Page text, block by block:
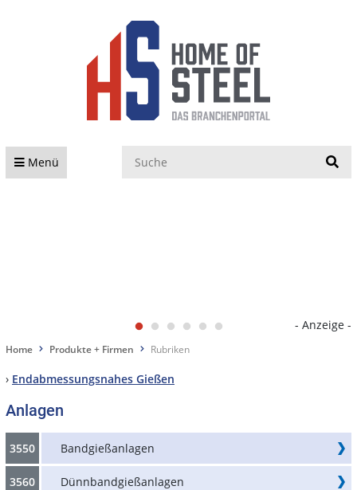
Menü
- Anzeige -
Home Produkte + Firmen Rubriken
› Endabmessungsnahes Gießen
Anlagen
3550 Bandgießanlagen
3560 Dünnbandgießanlagen